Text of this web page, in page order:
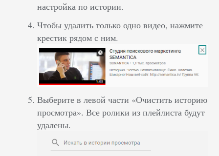
настройка по истории.
Чтобы удалить только одно видео, нажмите
крестик рядом с ним.
Выберите в левой части «Очистить историю
просмотра». Все ролики из плейлиста будут
удалены.